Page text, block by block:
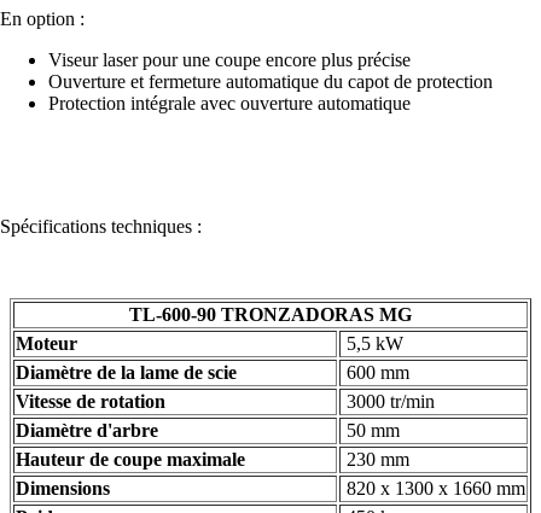
En option :
Viseur laser pour une coupe encore plus précise
Ouverture et fermeture automatique du capot de protection
Protection intégrale avec ouverture automatique
Spécifications techniques :
TL-600-90 TRONZADORAS MG
Moteur
5,5 kW
Diamètre de la lame de scie
600 mm
Vitesse de rotation
3000 tr/min
Diamètre d'arbre
50 mm
Hauteur de coupe maximale
230 mm
Dimensions
820 x 1300 x 1660 mm